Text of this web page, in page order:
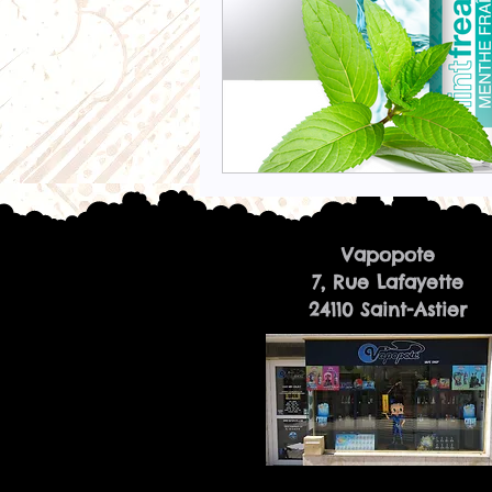
Vapopote
7, Rue Lafayette
24110 Saint-Astier